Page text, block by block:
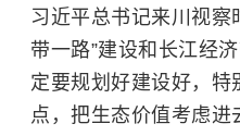
习近平总书记来川视察
带一路”建设和长江经
定要规划好建设好，
点，把生态价值考虑